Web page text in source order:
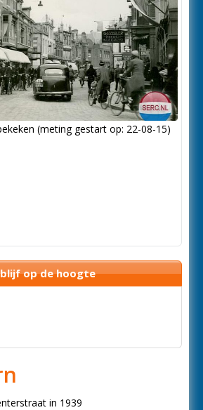
(meting gestart op: 22-08-15)
blijf op de hoogte
in 1939